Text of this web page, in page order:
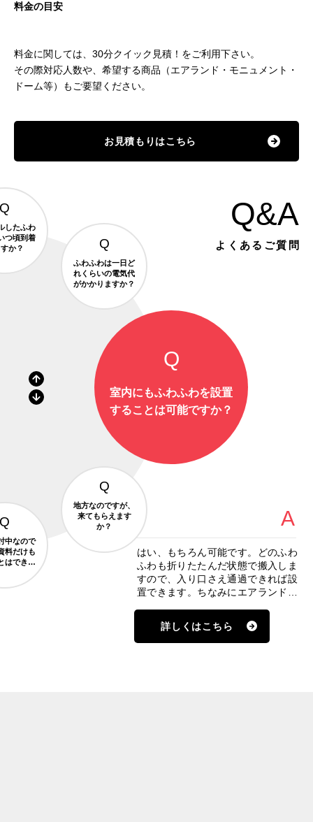
料金の目安
料金に関しては、 30分クイック見積！をご利用下さい。
その際対応人数や、希望する商品（エアランド・モニュメント・
ドーム等）もご要望ください。
お見積もりはこちら
Q&A
よくあるご質問
室内にもふわふわを設置
することは可能ですか？
ふわふわは一日ど
れくらいの電気代
がかかりますか？
したふわ
つ頃到着
か？
中なので
料だけも
はできま
地方なのですが、
来てもらえます
か？
はい、もちろん可能です。どのふわ
ふわも折りたたんだ状態で搬入しま
すので、入り口さえ通過できれば設
置できます。ちなみにエアランドを
1m×約1.2mほどの大きさです。
様々なふわふわがありますので、設
置場所のスペースに合わせてお問い
詳しくはこちら